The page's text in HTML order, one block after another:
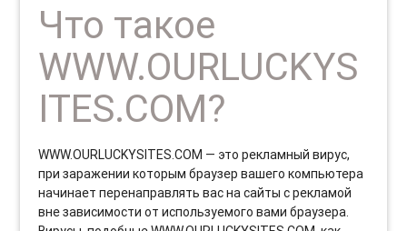
Что такое
WWW.OURLUCKYS
ITES.COM?
WWW.OURLUCKYSITES.COM — это рекламный вирус,
при заражении которым браузер вашего компьютера
начинает перенаправлять вас на сайты с рекламой
вне зависимости от используемого вами браузера.